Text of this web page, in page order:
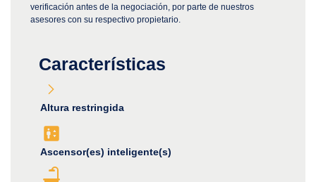
verificación antes de la negociación, por parte de nuestros
asesores con su respectivo propietario.
Características
Altura restringida
Ascensor(es) inteligente(s)